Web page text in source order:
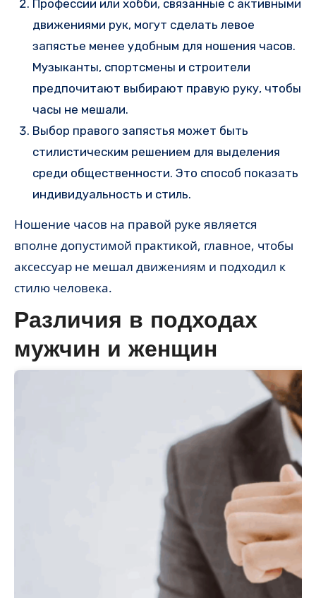
Профессии или хобби, связанные с активными
движениями рук, могут сделать левое
запястье менее удобным для ношения часов.
Музыканты, спортсмены и строители
предпочитают выбирают правую руку, чтобы
часы не мешали.
Выбор правого запястья может быть
стилистическим решением для выделения
среди общественности. Это способ показать
индивидуальность и стиль.
Ношение часов на правой руке является
вполне допустимой практикой, главное, чтобы
аксессуар не мешал движениям и подходил к
стилю человека.
Различия в подходах
мужчин и женщин